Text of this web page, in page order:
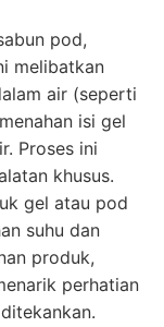
pod,
melibatkan
air (seperti
isi gel
Proses ini
khusus.
gel atau pod
suhu dan
produk,
perhatian